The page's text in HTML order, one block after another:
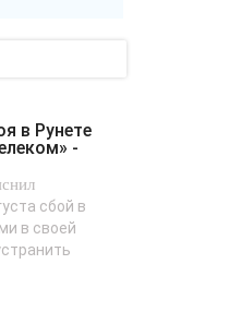
-
сбой в
в своей